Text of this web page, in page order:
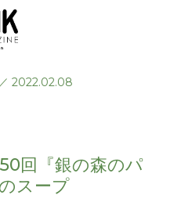
／ 2022.02.08
回『銀の森のパ
スープ